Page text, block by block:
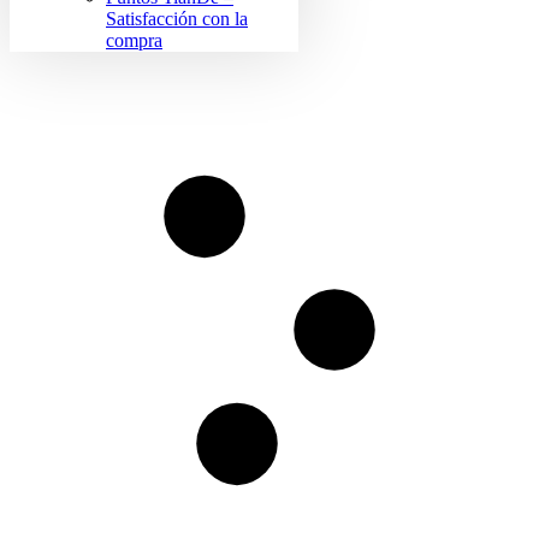
Satisfacción con la
compra